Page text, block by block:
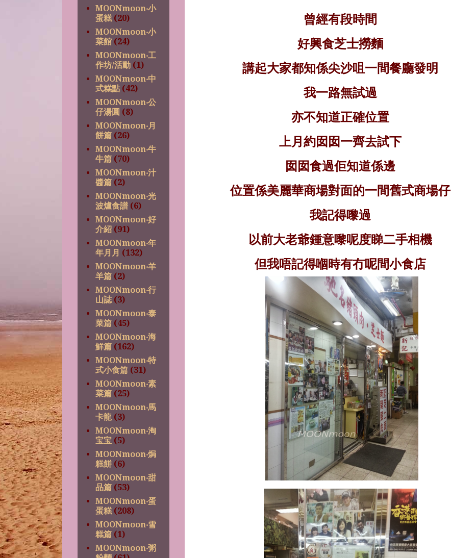
曾經有段時間
好興食芝士撈麵
講起大家都知係尖沙咀一間餐廳發明
我一路無試過
亦不知道正確位置
上月約囡囡一齊去試下
囡囡食過佢知道係邊
位置係美麗華商場對面的一間舊式商場仔
我記得嚟過
以前大老爺鍾意嚟呢度睇二手相機
但我唔記得嗰時有冇呢間小食店
MOONmoon‧小
蛋糕 (20)
MOONmoon‧小
菜館 (24)
MOONmoon‧工
作坊/活動 (1)
MOONmoon‧中
式糕點 (42)
MOONmoon‧公
仔湯圓 (8)
MOONmoon‧月
餅篇 (26)
MOONmoon‧牛
牛篇 (70)
MOONmoon‧汁
醬篇 (2)
MOONmoon‧光
波爐食譜 (6)
MOONmoon‧好
介紹 (91)
MOONmoon‧年
年月月 (132)
MOONmoon‧羊
羊篇 (2)
MOONmoon‧行
山誌 (3)
MOONmoon‧泰
菜篇 (45)
MOONmoon‧海
鮮篇 (162)
MOONmoon‧特
式小食篇 (31)
MOONmoon‧素
菜篇 (25)
MOONmoon‧馬
卡龍 (3)
MOONmoon‧淘
宝宝 (5)
MOONmoon‧焗
糕餅 (6)
MOONmoon‧甜
品篇 (53)
MOONmoon‧蛋
蛋糕 (208)
MOONmoon‧雪
糕篇 (1)
MOONmoon‧粥